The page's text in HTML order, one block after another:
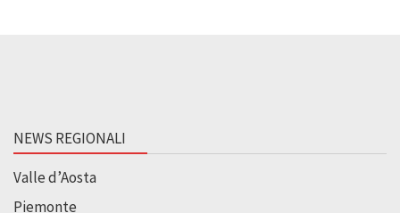
NEWS REGIONALI
Valle d’Aosta
Piemonte